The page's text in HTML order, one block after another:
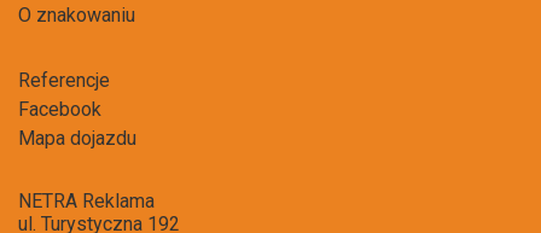
O znakowaniu
Referencje
Facebook
Mapa dojazdu
NETRA Reklama
ul. Turystyczna 192